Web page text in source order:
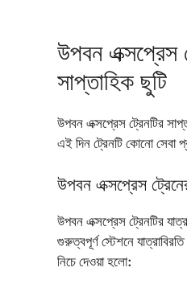
উপবন এক্সপ্রেস
সাপ্তাহিক ছুটি
উপবন এক্সপ্রেস ট্রেনটির
এই দিন ট্রেনটি কোনো সেবা
উপবন এক্সপ্রেস
উপবন এক্সপ্রেস ট্রেনটির
গুরুত্বপূর্ণ স্টেশনে
নিচে দেওয়া হলো: